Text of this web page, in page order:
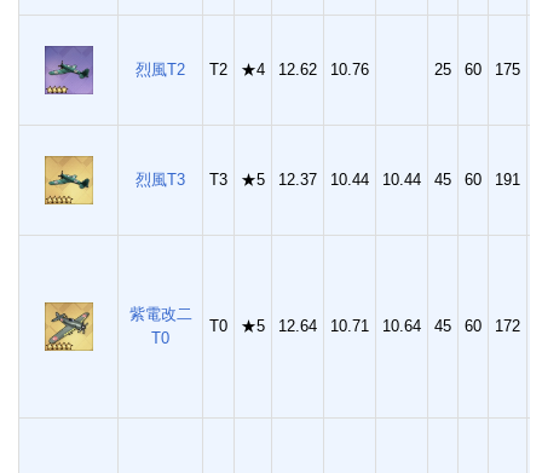
烈風T2 T2 ★4 12.62 10.76 25 60 175
烈風T3 T3 ★5 12.37 10.44 10.44 45 60 191
紫電改二
T0
T0 ★5 12.64 10.71 10.64 45 60 172